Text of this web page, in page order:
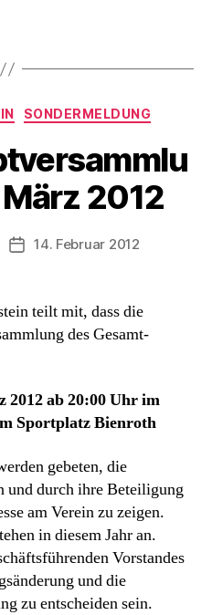
Kategorien
SONDERMELDUNG
2012
Beitragsdatum
14. Februar 2012
teilt mit, dass die
des Gesamt-
2012 ab 20:00 Uhr im
Sportplatz Bienroth
gebeten, die
und durch ihre Beteiligung
am Verein zu zeigen.
in diesem Jahr an.
Vorstandes
und die
zu entscheiden sein.